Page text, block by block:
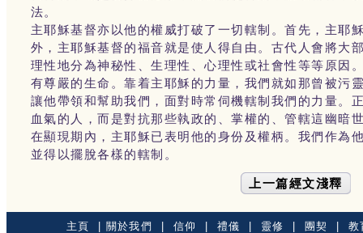
法。
主耶穌基督亦以他的權威打破了一切轄制。首先，主耶
外，主耶穌基督的福音就是使人得自由。古代人會將大
理性地分為神秘性、生理性、心理性或社會性等等原因
有尊嚴的生命。靠着主耶穌的力量，我們就如那曾被污
讓他帶領和幫助我們，面對時常伺機轄制我們的力量。
血氣的人，而是對抗那些執政的、掌權的、管轄這幽暗
在顯現期內，主耶穌已表明他的身份及權柄。我們作為
並得以擺脫各樣的轄制。
上一篇經文淺釋
主頁 關於我們 信仰 禮儀 靈修 團契 |教